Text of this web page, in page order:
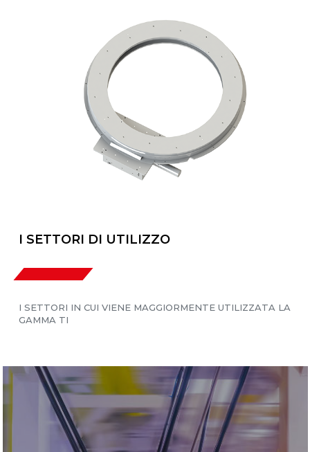
I SETTORI DI UTILIZZO
I SETTORI IN CUI VIENE MAGGIORMENTE UTILIZZATA LA
GAMMA TI